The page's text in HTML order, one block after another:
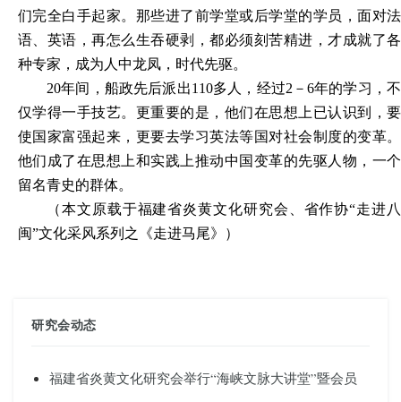
们完全白手起家。那些进了前学堂或后学堂的学员，面对法
语、英语，再怎么生吞硬剥，都必须刻苦精进，才成就了各
种专家，成为人中龙凤，时代先驱。
20年间，船政先后派出110多人，经过2－6年的学习，不
仅学得一手技艺。更重要的是，他们在思想上已认识到，要
使国家富强起来，更要去学习英法等国对社会制度的变革。
他们成了在思想上和实践上推动中国变革的先驱人物，一个
留名青史的群体。
（本文原载于福建省炎黄文化研究会、省作协“走进八
闽”文化采风系列之
《走进马尾》 ）
研究会动态
福建省炎黄文化研究会举行“海峡文脉大讲堂”暨会员